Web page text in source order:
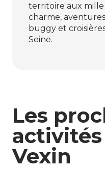
territoire aux mille
charme,
buggy et
Seine.
Les
Vexin